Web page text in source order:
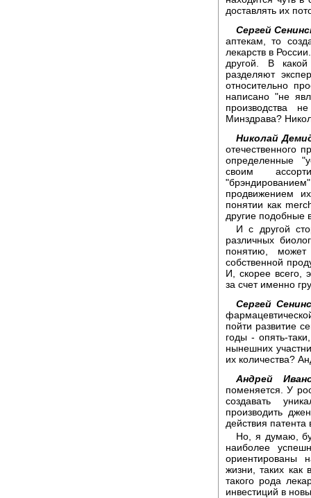
доставлять их
Сергей
аптекам, то
лекарств в
другой. В
разделяют
относительно
написано "не
производства
Минздрава?
Николай
отечественного
определенные
своим
продвижением
понятии как
другие подобные
И с другой
различных
понятию,
собственной
И, скорее всего,
за счет именно
Сергей
пойти развитие
годы - опять-
нынешних
их количества?
Андрей
поменяется. У
создавать
производить
действия
Но, я думаю,
наиболее
ориентированы
жизни, таких как
такого рода
инвестиций в